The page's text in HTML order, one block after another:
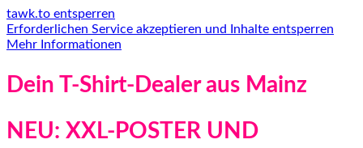
tawk.to entsperren
Erforderlichen Service akzeptieren und Inhalte entsperren
Mehr Informationen
Dein T-Shirt-Dealer aus Mainz
NEU: XXL-POSTER UND